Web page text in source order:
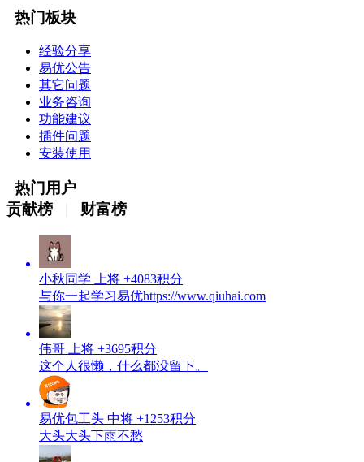
热门板块
经验分享
易优公告
其它问题
业务咨询
功能建议
插件问题
安装使用
热门用户
贡献榜
财富榜
小秋同学 上将 +4083积分
与你一起学习易优https://www.qiuhai.com
伟哥 上将 +3695积分
这个人很懒，什么都没留下。
易优包工头 中将 +1253积分
大头大头下雨不愁